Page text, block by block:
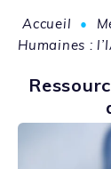
Accueil •
Humaines :